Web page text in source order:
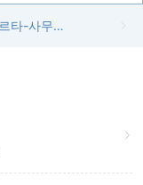
방문HFX 인도네시아 자카르타-사무실 존재 확인